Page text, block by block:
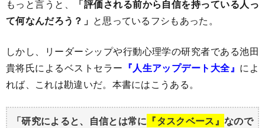
もっと言うと、
「評価される前から自信を持っている人っ
て何なんだろう？」 と思っているフシもあった。
しかし、リーダーシップや行動心理学の研究者である池田
貴将氏によるベストセラー 『人生アップデート大全』 によ
れば、これは勘違いだ。本書にはこうある。
「研究によると、自信とは常に 『タスクベース』なので